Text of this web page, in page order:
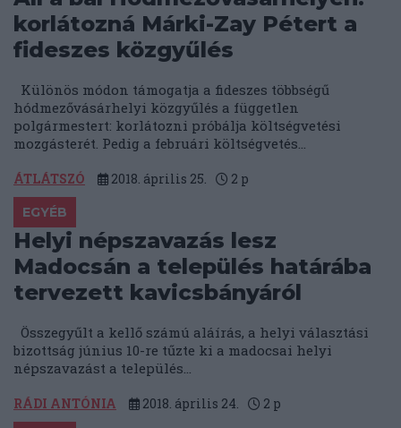
korlátozná Márki-Zay Pétert a
fideszes közgyűlés
Különös módon támogatja a fideszes többségű
hódmezővásárhelyi közgyűlés a független
polgármestert: korlátozni próbálja költségvetési
mozgásterét. Pedig a februári költségvetés...
ÁTLÁTSZÓ 2018. április 25. 2 p
EGYÉB
Helyi népszavazás lesz
Madocsán a település határába
tervezett kavicsbányáról
Összegyűlt a kellő számú aláírás, a helyi választási
bizottság június 10-re tűzte ki a madocsai helyi
népszavazást a település...
RÁDI ANTÓNIA 2018. április 24. 2 p